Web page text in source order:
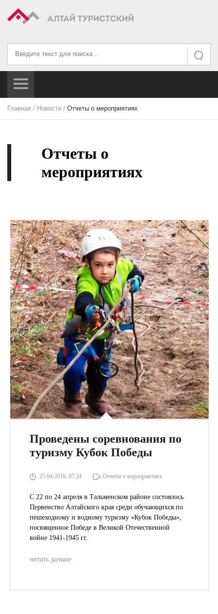
Искать
Искать...
Главная / Новости / Отчеты о мероприятиях
Отчеты о
мероприятиях
Проведены соревнования по
туризму Кубок Победы
25.04.2016, 07:24 Отчеты о мероприятиях
С 22 по 24 апреля в Тальменском районе состоялось
Первенство Алтайского края среди обучающихся по
пешеходному и водному туризму «Кубок Победы»,
посвященное Победе в Великой Отечественной
войне 1941-1945 гг.
читать дальше